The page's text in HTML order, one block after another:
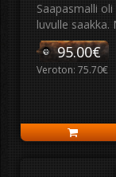
Saapasmalli
luvulle saakka.
95.00€
Veroton: 75.70€